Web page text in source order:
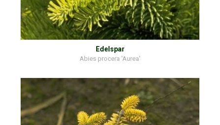
Edelspar
Abies procera 'Aurea'